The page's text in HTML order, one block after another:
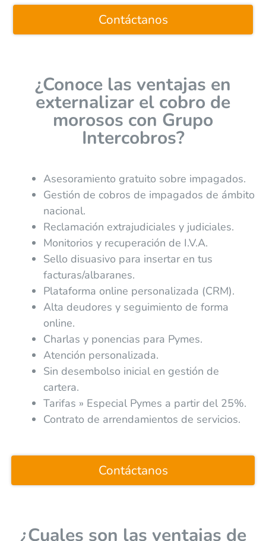
Contáctanos
¿Conoce las ventajas en
externalizar el cobro de
morosos con Grupo
Intercobros?
Asesoramiento gratuito sobre impagados.
Gestión de cobros de impagados de ámbito
nacional.
Reclamación extrajudiciales y judiciales.
Monitorios y recuperación de I.V.A.
Sello disuasivo para insertar en tus
facturas/albaranes.
Plataforma online personalizada (CRM).
Alta deudores y seguimiento de forma
online.
Charlas y ponencias para Pymes.
Atención personalizada.
Sin desembolso inicial en gestión de
cartera.
Tarifas » Especial Pymes a partir del 25%.
Contrato de arrendamientos de servicios.
Contáctanos
¿Cuales son las ventajas de